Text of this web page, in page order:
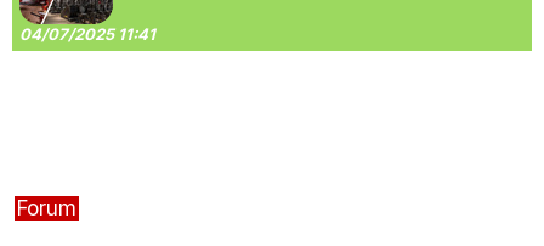
04/07/2025 11:41
Forum